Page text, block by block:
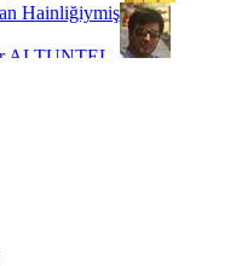
Hainliğiymiş
ALTUNTEL
Süre De Olsa Burdayız
ŞENEL
Üstadım!